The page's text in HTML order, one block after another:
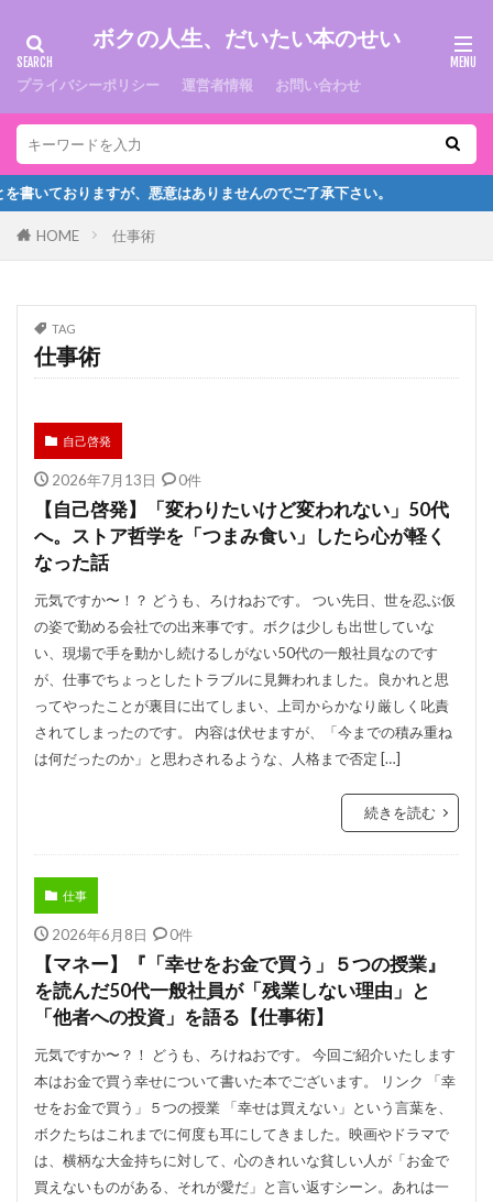
ボクの人生、だいたい本のせい
プライバシーポリシー 運営者情報 お問い合わせ
おりますが、悪意はありませんのでご了承下さい。
HOME 仕事術
TAG
仕事術
自己啓発
2026年7月13日 0件
【自己啓発】「変わりたいけど変われない」50代
へ。ストア哲学を「つまみ食い」したら心が軽く
なった話
元気ですか〜！？ どうも、ろけねおです。 つい先日、世を忍ぶ仮
の姿で勤める会社での出来事です。ボクは少しも出世していな
い、現場で手を動かし続けるしがない50代の一般社員なのです
が、仕事でちょっとしたトラブルに見舞われました。良かれと思
ってやったことが裏目に出てしまい、上司からかなり厳しく叱責
されてしまったのです。 内容は伏せますが、「今までの積み重ね
は何だったのか」と思わされるような、人格まで否定 […]
続きを読む
仕事
2026年6月8日 0件
【マネー】『「幸せをお金で買う」５つの授業』
を読んだ50代一般社員が「残業しない理由」と
「他者への投資」を語る【仕事術】
元気ですか〜？！ どうも、ろけねおです。 今回ご紹介いたします
本はお金で買う幸せについて書いた本でございます。 リンク 「幸
せをお金で買う」５つの授業 「幸せは買えない」という言葉を、
ボクたちはこれまでに何度も耳にしてきました。映画やドラマで
は、横柄な大金持ちに対して、心のきれいな貧しい人が「お金で
買えないものがある、それが愛だ」と言い返すシーン。あれは一